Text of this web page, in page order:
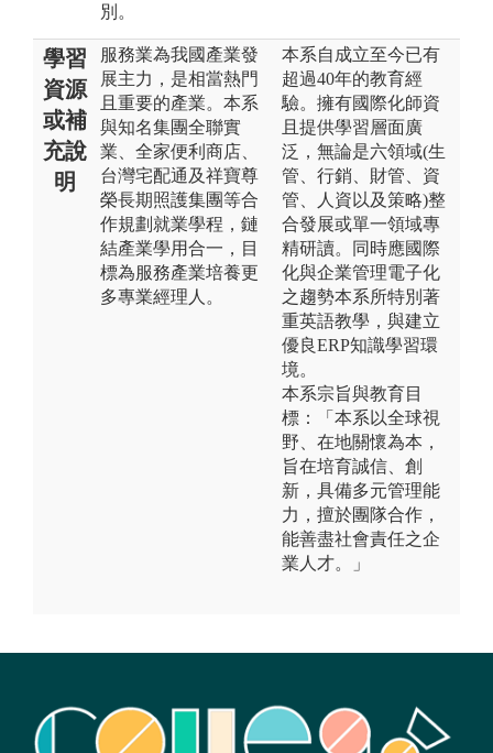
別。
學習
資源
或補
充說
明
服務業為我國產業發
展主力，是相當熱門
且重要的產業。本系
與知名集團全聯實
業、全家便利商店、
台灣宅配通及祥寶尊
榮長期照護集團等合
作規劃就業學程，鏈
結產業學用合一，目
標為服務產業培養更
多專業經理人。
本系自成立至今已有
超過40年的教育經
驗。擁有國際化師資
且提供學習層面廣
泛，無論是六領域(生
管、行銷、財管、資
管、人資以及策略)整
合發展或單一領域專
精研讀。同時應國際
化與企業管理電子化
之趨勢本系所特別著
重英語教學，與建立
優良ERP知識學習環
境。
本系宗旨與教育目
標：「本系以全球視
野、在地關懷為本，
旨在培育誠信、創
新，具備多元管理能
力，擅於團隊合作，
能善盡社會責任之企
業人才。」